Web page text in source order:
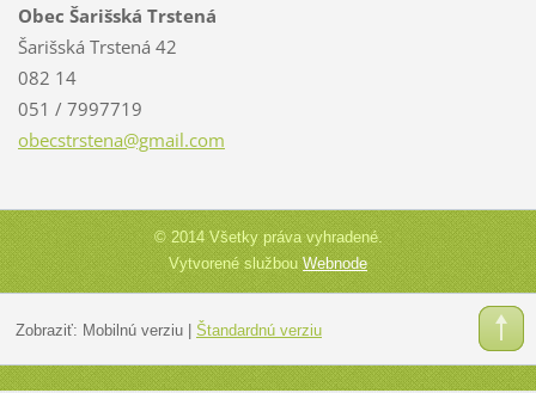
Obec Šarišská Trstená
Šarišská Trstená 42
082 14
051 / 7997719
obecstrstena@gmail.com
© 2014 Všetky práva vyhradené.
Vytvorené službouWebnode
Zobraziť: Mobilnú verziu| Štandardnú verziu